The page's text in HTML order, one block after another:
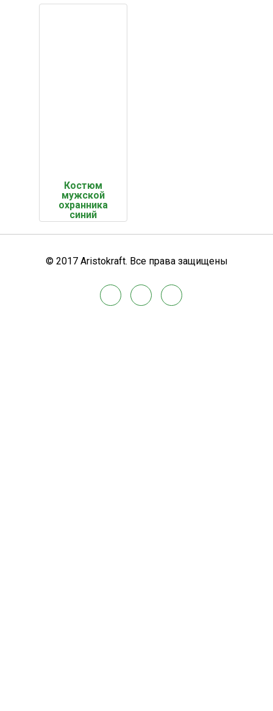
Костюм
мужской
охранника
синий
© 2017 Aristokraft. Все права защищены